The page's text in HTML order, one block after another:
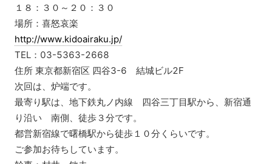
１８：３０～２０：３０
場所：喜怒哀楽
http://www.kidoairaku.jp/
TEL：03-5363-2668
住所 東京都新宿区 四谷3-6 結城ビル2F
次回は、炉端です。
最寄り駅は、地下鉄丸ノ内線 四谷三丁目駅から、新宿通
り沿い 南側、徒歩３分です。
都営新宿線で曙橋駅から徒歩１０分くらいです。
ご参加お待ちしています。